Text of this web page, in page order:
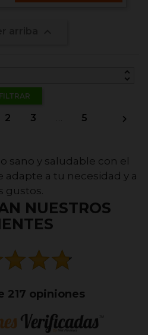
unfold_more
FILTRAR
2 3 5 
sano y saludable con el
a tu necesidad y a
gustos.
NUESTROS
217 opiniones